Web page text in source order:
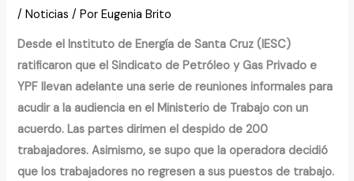
/Noticias / PorEugenia Brito
Desde el Instituto de Energía de Santa Cruz (IESC)
ratificaron que el Sindicato de Petróleo y Gas Privado e
YPF llevan adelante una serie de reuniones informales para
acudir a la audiencia en el Ministerio de Trabajo con un
acuerdo. Las partes dirimen el despido de 200
trabajadores. Asimismo, se supo que la operadora decidió
que los trabajadores no regresen a sus puestos de trabajo.